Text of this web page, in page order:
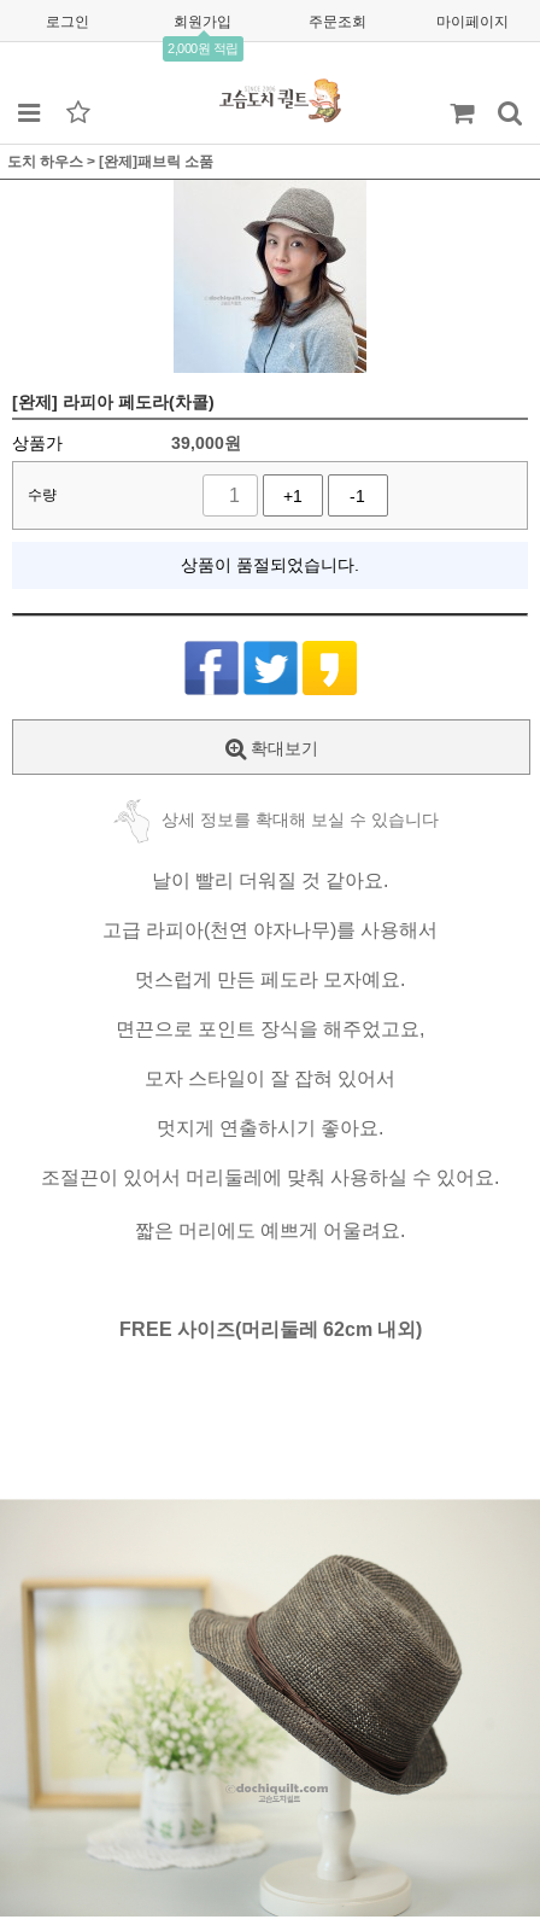
로그인 회원가입
2,000원 적립
주문조회 마이페이지
도치 하우스 > [완제]패브릭 소품
[완제] 라피아 페도라(차콜)
상품가 39,000원
수량 +1 -1
상품이 품절되었습니다.
확대보기
상세 정보를 확대해 보실 수 있습니다
날이 빨리 더워질 것 같아요.
고급 라피아(천연 야자나무)를 사용해서
멋스럽게 만든 페도라 모자예요.
면끈으로 포인트 장식을 해주었고요,
모자 스타일이 잘 잡혀 있어서
멋지게 연출하시기 좋아요.
조절끈이 있어서 머리둘레에 맞춰 사용하실 수 있어요.
짧은 머리에도 예쁘게 어울려요.
FREE 사이즈(머리둘레 62cm 내외)